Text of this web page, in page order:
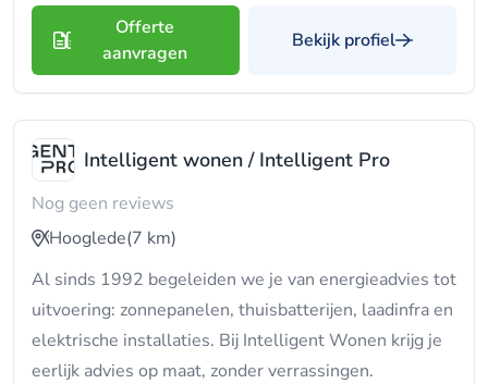
Offerte
aanvragen
Bekijk profiel
Intelligent wonen / Intelligent Pro
Nog geen reviews
Hooglede(7 km)
Al sinds 1992 begeleiden we je van energieadvies tot
uitvoering: zonnepanelen, thuisbatterijen, laadinfra en
elektrische installaties. Bij Intelligent Wonen krijg je
eerlijk advies op maat, zonder verrassingen.